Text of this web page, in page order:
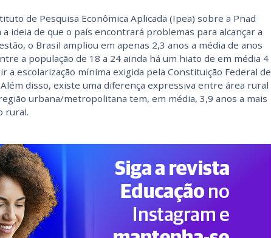
de Pesquisa Econômica Aplicada (Ipea) sobre a Pnad
ideia de que o país encontrará problemas para alcançar a
o Brasil ampliou em apenas 2,3 anos a média de anos
a população de 18 a 24 ainda há um hiato de em média 4
a escolarização mínima exigida pela Constituição Federal de
disso, existe uma diferença expressiva entre área rural
urbana/metropolitana tem, em média, 3,9 anos a mais
rural.